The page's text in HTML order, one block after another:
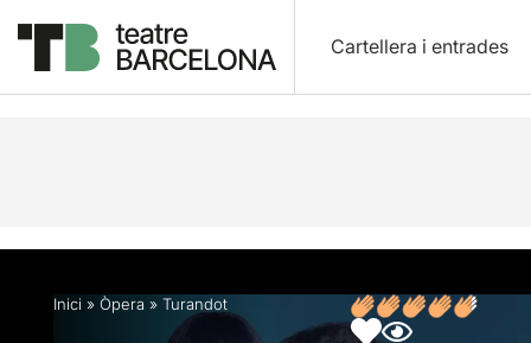
Cartellera i entrades
Descripció Fitxa artística Fotos i vídeos
Inici » Òpera » Turandot